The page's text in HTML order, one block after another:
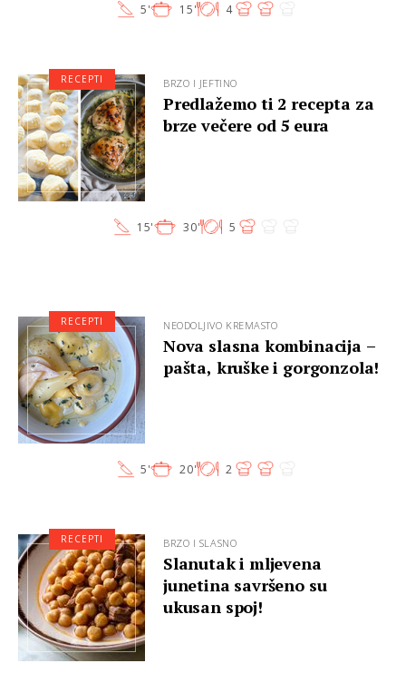
5' 15' 4
BRZO I JEFTINO
Predlažemo ti 2 recepta za
brze večere od 5 eura
15' 30' 5
RECEPTI
NEODOLJIVO KREMASTO
Nova slasna kombinacija –
pašta, kruške i gorgonzola!
5' 20' 2
RECEPTI
BRZO I SLASNO
Slanutak i mljevena
junetina savršeno su
ukusan spoj!
RECEPTI